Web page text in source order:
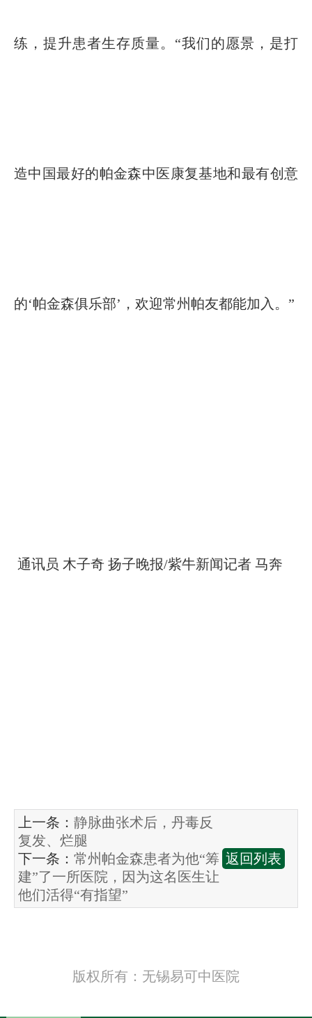
练，提升患者生存质量。“我们的愿景，是打
造中国最好的帕金森中医康复基地和最有创意
的‘帕金森俱乐部’，欢迎常州帕友都能加入。”
通讯员 木子奇 扬子晚报/紫牛新闻记者 马奔
上一条： 静脉曲张术后，丹毒反
复发、烂腿
下一条： 常州帕金森患者为他“筹
建”了一所医院，因为这名医生让
他们活得“有指望”
返回列表
版权所有：无锡易可中医院